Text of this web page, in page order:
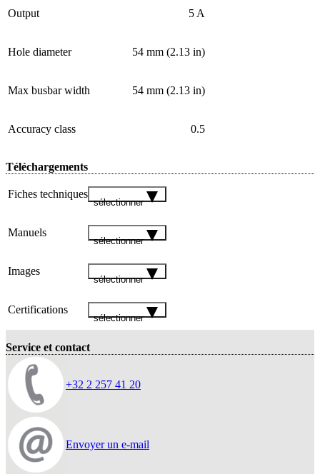
Output 5 A
Hole diameter 54 mm (2.13 in)
Max busbar width 54 mm (2.13 in)
Accuracy class 0.5
Téléchargements
Fiches techniques
sélectionner
Manuels
sélectionner
Images
sélectionner
Certifications
sélectionner
Service et contact
+32 2 257 41 20
Envoyer un e-mail